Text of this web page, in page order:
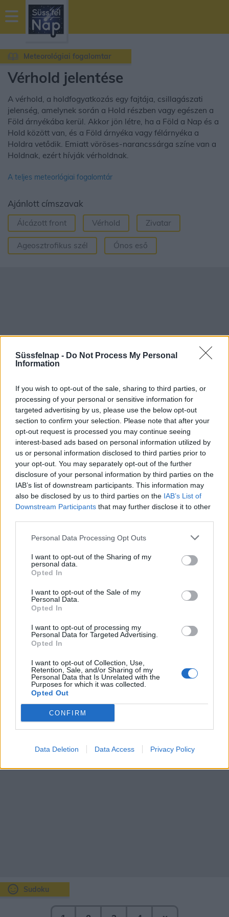
Süssfelnap - Do Not Process My Personal
Information
If you wish to opt-out of the sale, sharing to third parties, or
processing of your personal or sensitive information for
targeted advertising by us, please use the below opt-out
section to confirm your selection. Please note that after your
opt-out request is processed you may continue seeing
interest-based ads based on personal information utilized by
us or personal information disclosed to third parties prior to
your opt-out. You may separately opt-out of the further
disclosure of your personal information by third parties on the
IAB’s list of downstream participants. This information may
also be disclosed by us to third parties on the IAB’s List of
Downstream Participants that may further disclose it to other
Personal Data Processing Opt Outs
I want to opt-out of the Sharing of my
personal data.
Opted In
I want to opt-out of the Sale of my
Personal Data.
Opted In
I want to opt-out of processing my
Personal Data for Targeted Advertising.
Opted In
I want to opt-out of Collection, Use,
Retention, Sale, and/or Sharing of my
Personal Data that Is Unrelated with the
Purposes for which it was collected.
Opted Out
CONFIRM
Data Deletion Data Access Privacy Policy
sussfelnap.hu
időjárás
Meteorológiai fogalomtar
Vérhold jelentése
A vérhold, a holdfogyatkozás egy fajtája, csillagászati
jelenség, amelynek során a Hold részben vagy egészen a
Föld árnyékába kerül. Akkor jön létre, ha a Föld a Nap és a
Hold között van, és a Föld árnyéka vagy félárnyéka a
Holdra vetődik. Emiatt vöröses-narancssárga színe van a
Holdnak, ezért hívják vérholdnak.
A teljes meteorlógiai fogalomtár
Ajánlott címszavak
Álcázott front Vérhold Zivatar
Ageosztrofikus szél Ónos eső
Aktuális időjárás Óránkénti előrejelzés
30/60/90 napos előrejelzés
Vészjelzések, figyelmeztetések Orvosmeteorológia
Felhőkép Hőtérkép Páratartalom
Széltérkép Radar Hójelentés
Pollenjelentés Mikor? Légnyomás
Meteorológiai fogalomtar
Budapest időjárás előrejelzése 30
K
38
23
23km/h
ÉNy
SZ
31
17
CS
30
15
15
SZ
34
16
Sudoku